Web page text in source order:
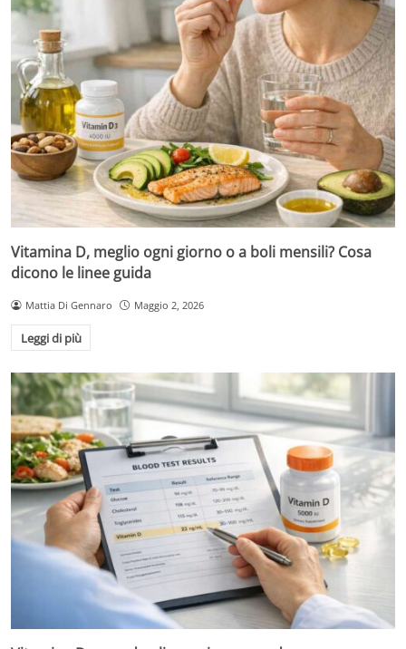
Vitamina D, meglio ogni giorno o a boli mensili? Cosa
dicono le linee guida
Mattia Di Gennaro Maggio 2, 2026
Leggi di più